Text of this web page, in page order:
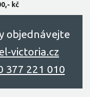
kč
objednávejte
victоriа.cz
377 221 010